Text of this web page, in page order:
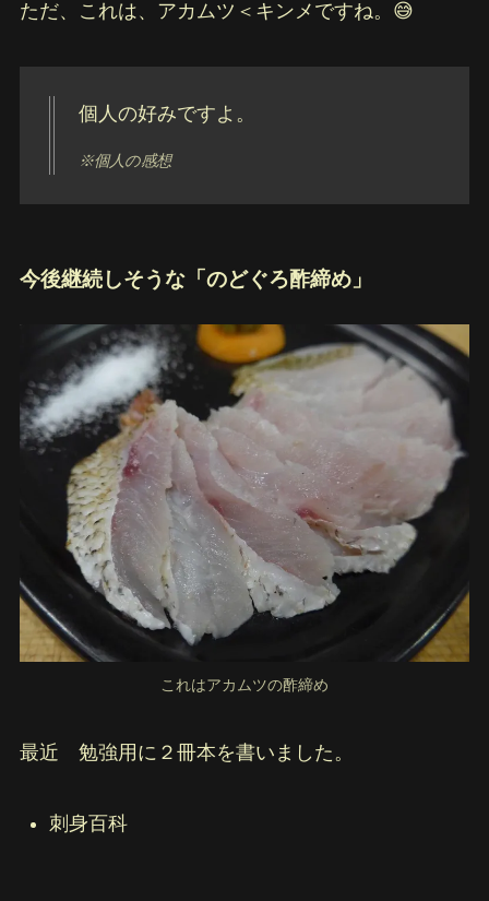
ただ、これは、アカムツ＜キンメですね。😅
個人の好みですよ。
※個人の感想
今後継続しそうな「のどぐろ酢締め」
これはアカムツの酢締め
最近 勉強用に２冊本を書いました。
刺身百科